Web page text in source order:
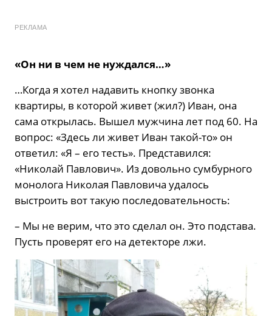
РЕКЛАМА
«Он ни в чем не нуждался…»
…Когда я хотел надавить кнопку звонка
квартиры, в которой живет (жил?) Иван, она
сама открылась. Вышел мужчина лет под 60. На
вопрос: «Здесь ли живет Иван такой-то» он
ответил: «Я – его тесть». Представился:
«Николай Павлович». Из довольно сумбурного
монолога Николая Павловича удалось
выстроить вот такую последовательность:
– Мы не верим, что это сделал он. Это подстава.
Пусть проверят его на детекторе лжи.